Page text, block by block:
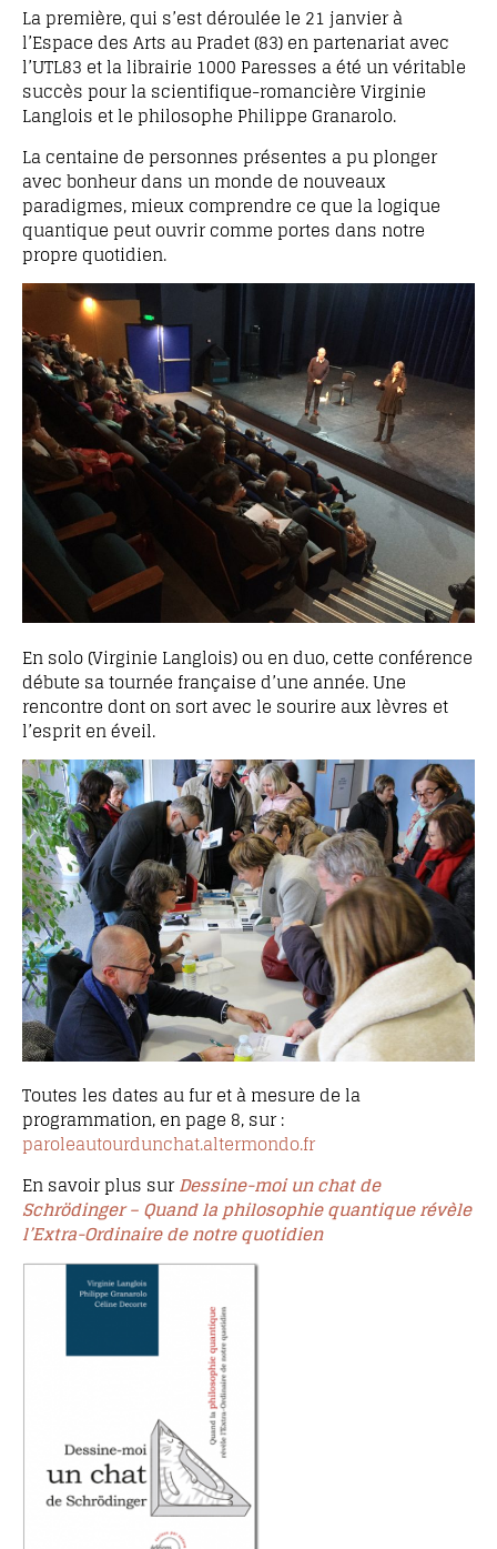
La première, qui s’est déroulée le 21 janvier à
l’Espace des Arts au Pradet (83) en partenariat avec
l’UTL83 et la librairie 1000 Paresses a été un véritable
succès pour la scientifique-romancière Virginie
Langlois et le philosophe Philippe Granarolo.
La centaine de personnes présentes a pu plonger
avec bonheur dans un monde de nouveaux
paradigmes, mieux comprendre ce que la logique
quantique peut ouvrir comme portes dans notre
propre quotidien.
En solo (Virginie Langlois) ou en duo, cette conférence
débute sa tournée française d’une année. Une
rencontre dont on sort avec le sourire aux lèvres et
l’esprit en éveil.
Toutes les dates au fur et à mesure de la
programmation, en page 8, sur :
paroleautourdunchat.altermondo.fr
En savoir plus surDessine-moi un chat de
Schrödinger – Quand la philosophie quantique révèle
l’Extra-Ordinaire de notre quotidien